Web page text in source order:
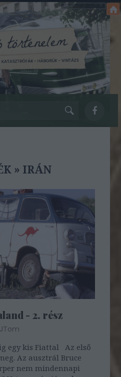
» IRÁN
- 2. rész
JTom
egy kis Fiattal Az első
Az ausztrál Bruce
nem mindennapi